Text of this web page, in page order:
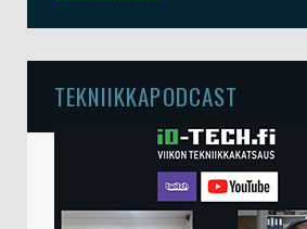
TEKNIIKKAPODCAST